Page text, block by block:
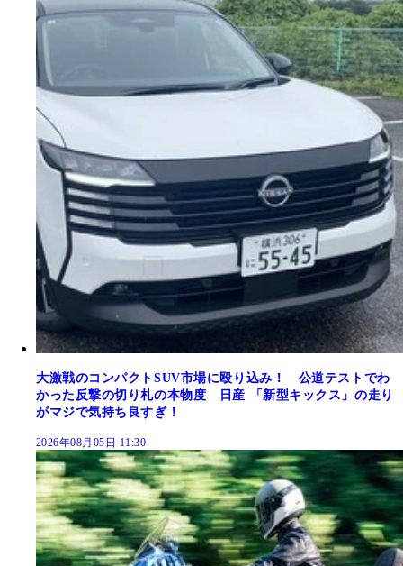
大激戦のコンパクトSUV市場に殴り込み！ 公道テストでわ
かった反撃の切り札の本物度 日産 「新型キックス」の走り
がマジで気持ち良すぎ！
2026年08月05日 11:30